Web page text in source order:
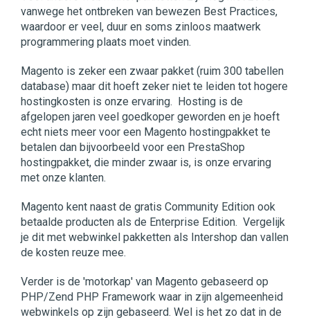
vanwege het ontbreken van bewezen Best Practices,
waardoor er veel, duur en soms zinloos maatwerk
programmering plaats moet vinden.
Magento is zeker een zwaar pakket (ruim 300 tabellen
database) maar dit hoeft zeker niet te leiden tot hogere
hostingkosten is onze ervaring. Hosting is de
afgelopen jaren veel goedkoper geworden en je hoeft
echt niets meer voor een Magento hostingpakket te
betalen dan bijvoorbeeld voor een PrestaShop
hostingpakket, die minder zwaar is, is onze ervaring
met onze klanten.
Magento kent naast de gratis Community Edition ook
betaalde producten als de Enterprise Edition. Vergelijk
je dit met webwinkel pakketten als Intershop dan vallen
de kosten reuze mee.
Verder is de 'motorkap' van Magento gebaseerd op
PHP/Zend PHP Framework waar in zijn algemeenheid
webwinkels op zijn gebaseerd. Wel is het zo dat in de